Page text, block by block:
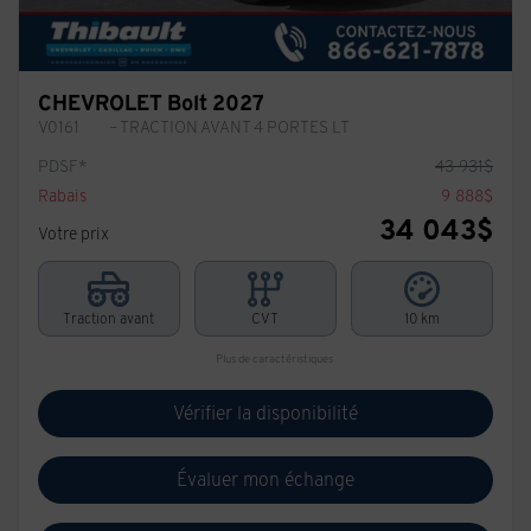
CHEVROLET Bolt 2027
V0161
– TRACTION AVANT 4 PORTES LT
PDSF*
43 931$
Rabais
9 888$
Votre prix
34 043$
Traction avant CVT 10 km
Plus de caractéristiques
Vérifier la disponibilité
Évaluer mon échange